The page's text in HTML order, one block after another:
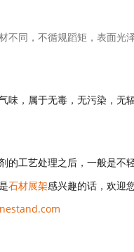
不同，不循规蹈矩，表面光
味，属于无毒，无污染，无
的工艺处理之后，一般是不
石材展架感兴趣的话，欢迎